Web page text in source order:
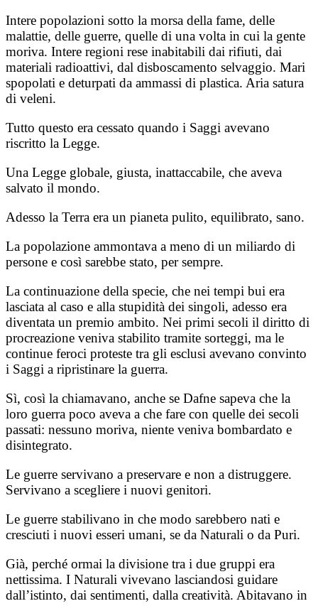
Intere popolazioni sotto la morsa della fame, delle
malattie, delle guerre, quelle di una volta in cui la gente
moriva. Intere regioni rese inabitabili dai rifiuti, dai
materiali radioattivi, dal disboscamento selvaggio. Mari
spopolati e deturpati da ammassi di plastica. Aria satura
di veleni.
Tutto questo era cessato quando i Saggi avevano
riscritto la Legge.
Una Legge globale, giusta, inattaccabile, che aveva
salvato il mondo.
Adesso la Terra era un pianeta pulito, equilibrato, sano.
La popolazione ammontava a meno di un miliardo di
persone e così sarebbe stato, per sempre.
La continuazione della specie, che nei tempi bui era
lasciata al caso e alla stupidità dei singoli, adesso era
diventata un premio ambito. Nei primi secoli il diritto di
procreazione veniva stabilito tramite sorteggi, ma le
continue feroci proteste tra gli esclusi avevano convinto
i Saggi a ripristinare la guerra.
Sì, così la chiamavano, anche se Dafne sapeva che la
loro guerra poco aveva a che fare con quelle dei secoli
passati: nessuno moriva, niente veniva bombardato e
disintegrato.
Le guerre servivano a preservare e non a distruggere.
Servivano a scegliere i nuovi genitori.
Le guerre stabilivano in che modo sarebbero nati e
cresciuti i nuovi esseri umani, se da Naturali o da Puri.
Già, perché ormai la divisione tra i due gruppi era
nettissima. I Naturali vivevano lasciandosi guidare
dall’istinto, dai sentimenti, dalla creatività. Abitavano in